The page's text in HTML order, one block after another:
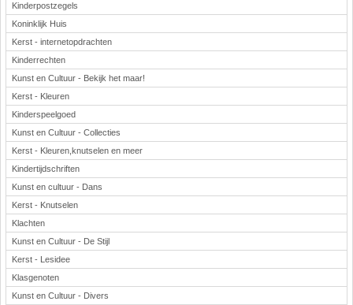
Kinderpostzegels
Koninklijk Huis
Kerst - internetopdrachten
Kinderrechten
Kunst en Cultuur - Bekijk het maar!
Kerst - Kleuren
Kinderspeelgoed
Kunst en Cultuur - Collecties
Kerst - Kleuren,knutselen en meer
Kindertijdschriften
Kunst en cultuur - Dans
Kerst - Knutselen
Klachten
Kunst en Cultuur - De Stijl
Kerst - Lesidee
Klasgenoten
Kunst en Cultuur - Divers